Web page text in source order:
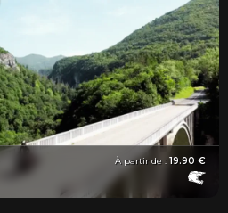
À partir de : 19.90 €